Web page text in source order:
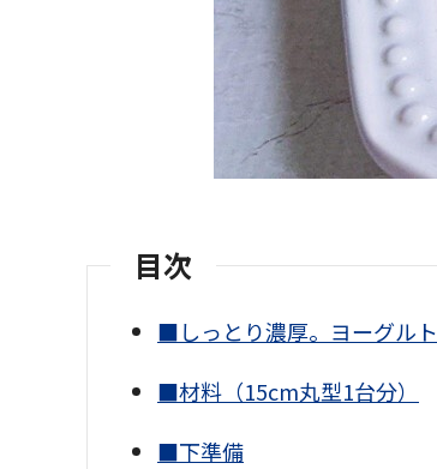
目次
■しっとり濃厚。ヨーグルト
■材料（15cm丸型1台分）
■下準備